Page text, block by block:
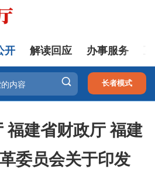
开 解读回应 办事服务
 长者模式
福建省财政厅 福建
委员会关于印发